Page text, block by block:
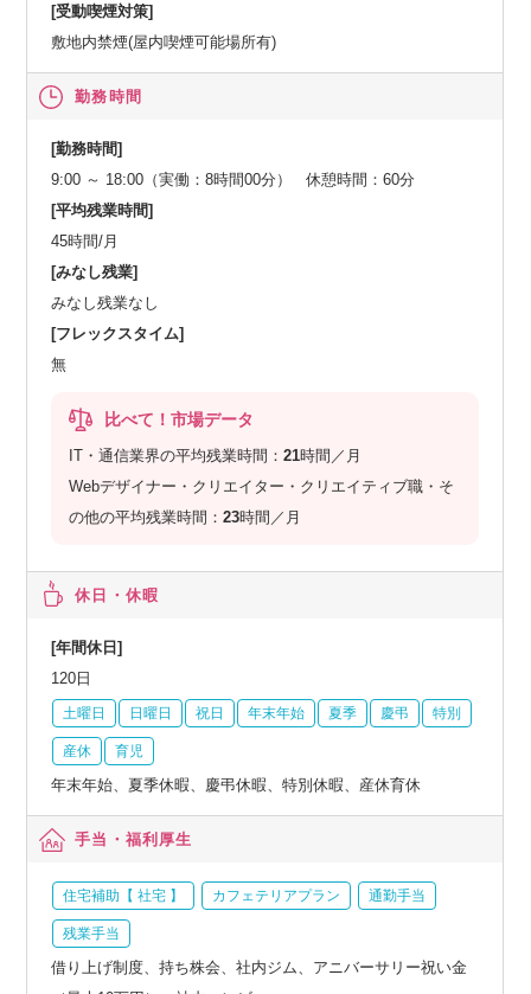
[受動喫煙対策]
敷地内禁煙(屋内喫煙可能場所有)
勤務時間
[勤務時間]
9:00 ～ 18:00（実働：8時間00分） 休憩時間：60分
[平均残業時間]
45時間/月
[みなし残業]
みなし残業なし
[フレックスタイム]
無
比べて！市場データ
IT・通信業界の平均残業時間：21時間／月
Webデザイナー・クリエイター・クリエイティブ職・そ
の他の平均残業時間：23時間／月
休日・休暇
[年間休日]
120日
土曜日 日曜日 祝日 年末年始 夏季 慶弔 特別
産休 育児
年末年始、夏季休暇、慶弔休暇、特別休暇、産休育休
手当・福利厚生
住宅補助【 社宅 】 カフェテリアプラン 通勤手当
残業手当
借り上げ制度、持ち株会、社内ジム、アニバーサリー祝い金